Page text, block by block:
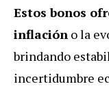
Estos bonos
inflación o la
brindando
incertidumbre